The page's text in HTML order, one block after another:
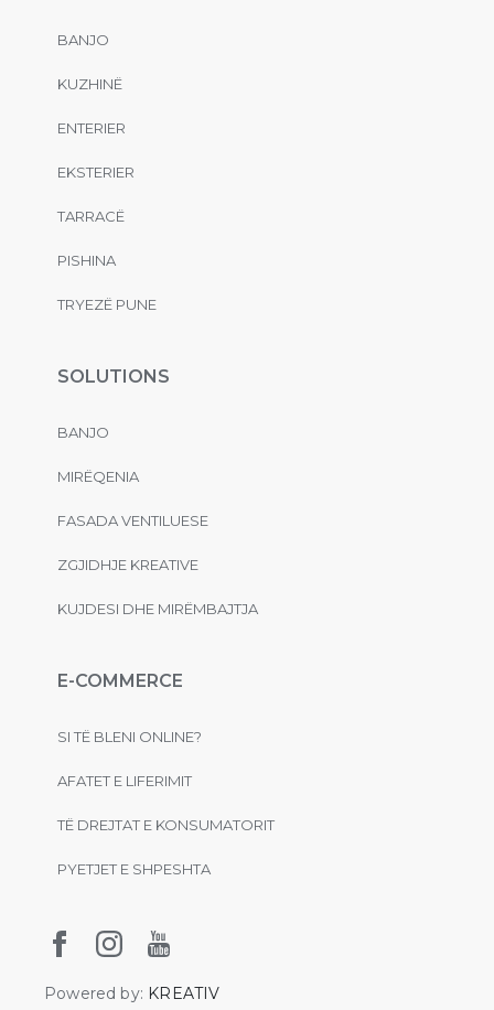
BANJO
KUZHINË
ENTERIER
EKSTERIER
TARRACË
PISHINA
TRYEZË PUNE
SOLUTIONS
BANJO
MIRËQENIA
FASADA VENTILUESE
ZGJIDHJE KREATIVE
KUJDESI DHE MIRËMBAJTJA
E-COMMERCE
SI TË BLENI ONLINE?
AFATET E LIFERIMIT
TË DREJTAT E KONSUMATORIT
PYETJET E SHPESHTA
Powered by: KREATIV